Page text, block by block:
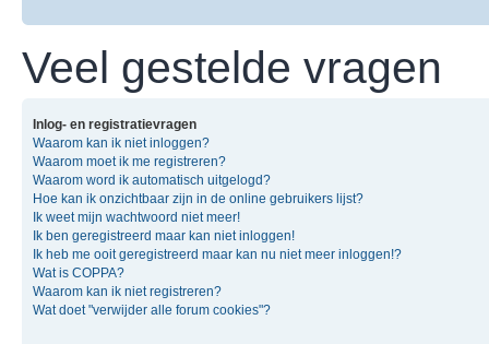
Veel gestelde vragen
Inlog- en registratievragen
Waarom kan ik niet inloggen?
Waarom moet ik me registreren?
Waarom word ik automatisch uitgelogd?
Hoe kan ik onzichtbaar zijn in de online gebruikers lijst?
Ik weet mijn wachtwoord niet meer!
Ik ben geregistreerd maar kan niet inloggen!
Ik heb me ooit geregistreerd maar kan nu niet meer inloggen!?
Wat is COPPA?
Waarom kan ik niet registreren?
Wat doet "verwijder alle forum cookies"?